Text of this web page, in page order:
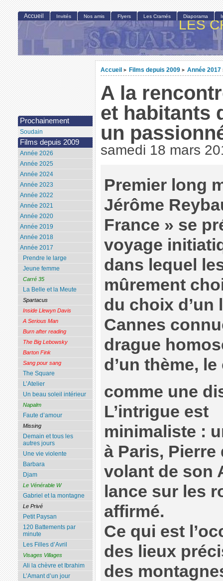
LES
Accueil > Films depuis 2009 > Année 2017
A la
et habitants
un
samedi 18 mars
Premier long
Jérôme
France » se
voyage
dans lequel
mûrement
du choix d’un
Cannes
drague
d’un thème,
comme une
L’intrigue est
minimaliste :
à Paris,
volant de son
lance sur les
affirmé.
Ce qui est
des lieux
des
Accueil Invités Nos amis Flyers Les Cramés Diaporama
Prochainement
Soudain
Films depuis 2009
Année 2026
Année 2025
Année 2024
Année 2023
Année 2022
Année 2021
Année 2020
Année 2019
Année 2018
Année 2017
Prendre le large
Jeune femme
Carré 35
La Belle et la Meute
Spartacus
Inside Llewyn Davis
A Serious Man
Burn after reading
The Big Lebowsky
Barton Fink
Sang pour sang
The Square
L’Atelier
Un beau soleil intérieur
Napalm
Faute d’amour
Missing
Demain et tous les
autres jours
Une vie violente
Barbara
Djam
Le Vénérable W
Gabriel et la montagne
Le Privé
Petit Paysan
120 Battements par
minute
Les Filles d’Avril
Visages Villages
Ali la chèvre et Ibrahim
L’Amant d’un jour